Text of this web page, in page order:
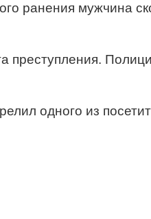
ранения мужчина
преступления.
одного из